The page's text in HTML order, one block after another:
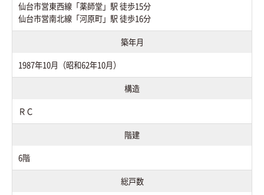
仙台市営東西線「薬師堂」駅 徒歩15分
仙台市営南北線「河原町」駅 徒歩16分
築年月
1987年10月（昭和62年10月）
構造
ＲＣ
階建
6階
総戸数